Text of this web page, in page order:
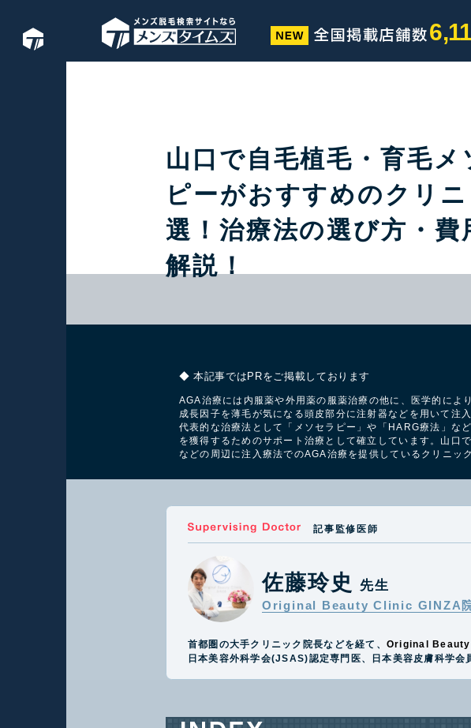
山口で自毛植毛・育毛メ
ピーがおすすめのクリ
選！治療法の選び方・費
解説！
◆ 本記事ではPRをご掲載しております
AGA治療には内服薬や外用薬の服薬治療の他に、医学的に
成長因子を薄毛が気になる頭皮部分に注射器などを用いて注
代表的な治療法として「メソセラピー」や「HARG療法」など
を獲得するためのサポート治療として確立しています。 山口
などの 周辺 に注入療法でのAGA治療を提供しているクリニッ
記事監修医師
佐藤玲史 先生
Original Beauty Clinic GINZA
首都圏の大手クリニック院長などを経て、 Original
日本美容外科学会(JSAS)認定専門医、日本美容皮膚科学